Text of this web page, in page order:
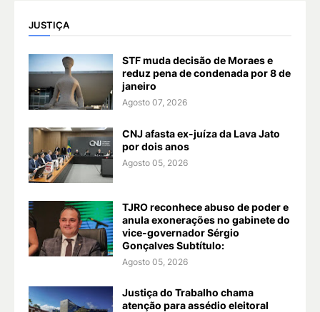
JUSTIÇA
STF muda decisão de Moraes e
reduz pena de condenada por 8 de
janeiro
Agosto 07, 2026
CNJ afasta ex-juíza da Lava Jato
por dois anos
Agosto 05, 2026
TJRO reconhece abuso de poder e
anula exonerações no gabinete do
vice-governador Sérgio
Gonçalves Subtítulo:
Agosto 05, 2026
Justiça do Trabalho chama
atenção para assédio eleitoral